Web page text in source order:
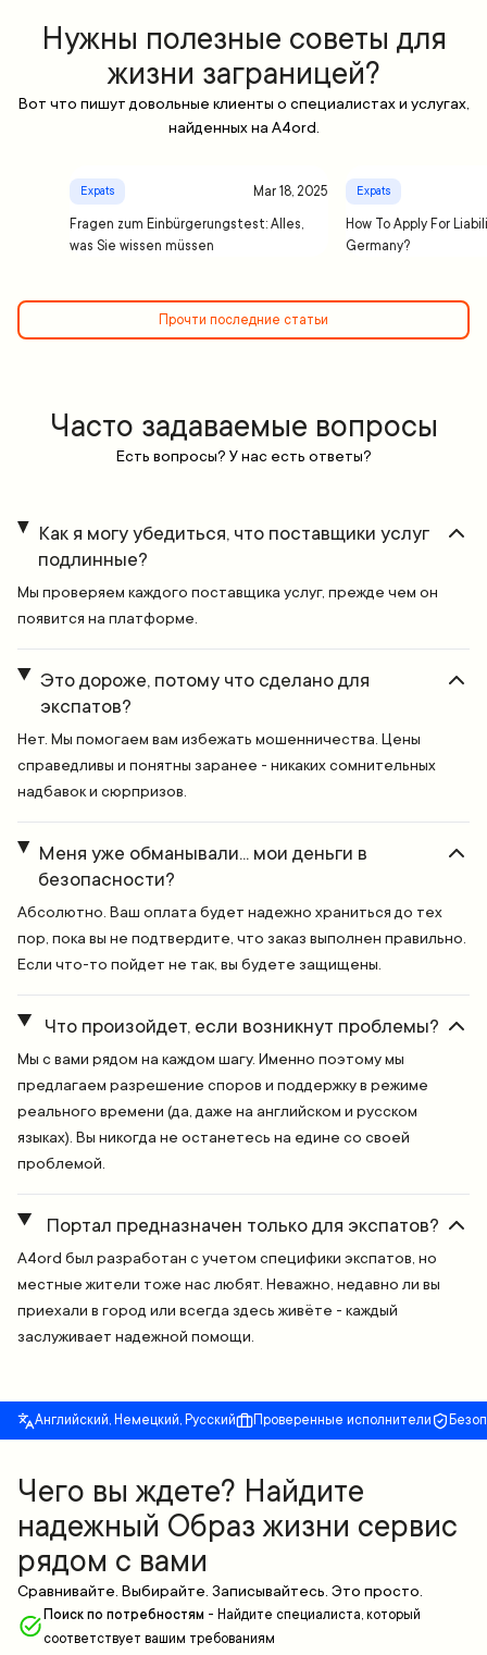
Нужны полезные советы для
жизни заграницей?
Вот что пишут довольные клиенты о специалистах и услугах,
найденных на A4ord.
Expats Mar 18, 2025
Fragen zum Einbürgerungstest: Alles,
was Sie wissen müssen
Expats
How To Apply For
Germany?
Прочти последние статьи
Часто задаваемые вопросы
Есть вопросы? У нас есть ответы?
Как я могу убедиться, что поставщики услуг
подлинные?
Мы проверяем каждого поставщика услуг, прежде чем он
появится на платформе.
Это дороже, потому что сделано для
экспатов?
Нет. Мы помогаем вам избежать мошенничества. Цены
справедливы и понятны заранее - никаких сомнительных
надбавок и сюрпризов.
Меня уже обманывали... мои деньги в
безопасности?
Абсолютно. Ваш оплата будет надежно храниться до тех
пор, пока вы не подтвердите, что заказ выполнен правильно.
Если что-то пойдет не так, вы будете защищены.
Что произойдет, если возникнут проблемы?
Мы с вами рядом на каждом шагу. Именно поэтому мы
предлагаем разрешение споров и поддержку в режиме
реального времени (да, даже на английском и русском
языках). Вы никогда не останетесь на едине со своей
проблемой.
Портал предназначен только для экспатов?
A4ord был разработан с учетом специфики экспатов, но
местные жители тоже нас любят. Неважно, недавно ли вы
приехали в город или всегда здесь живёте - каждый
заслуживает надежной помощи.
Английский, Немецкий, Русский Проверенные исполнители
Чего вы ждете? Найдите
надежный Образ жизни сервис
рядом с вами
Сравнивайте. Выбирайте. Записывайтесь. Это просто.
Поиск по потребностям - Найдите специалиста, который
соответствует вашим требованиям